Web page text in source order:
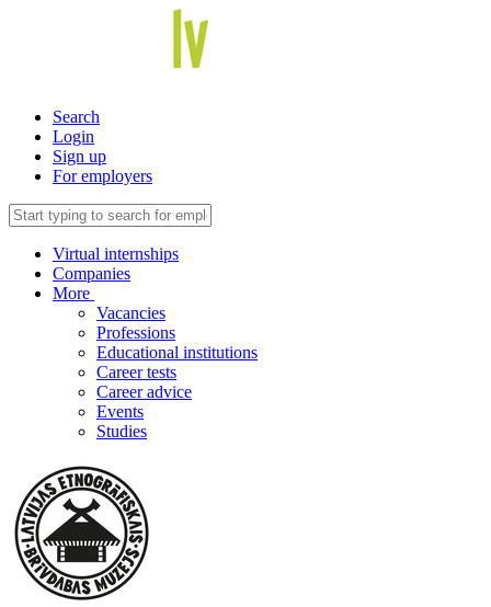
Search
Login
Sign up
For employers
Virtual internships
Companies
More
Vacancies
Professions
Educational institutions
Career tests
Career advice
Events
Studies